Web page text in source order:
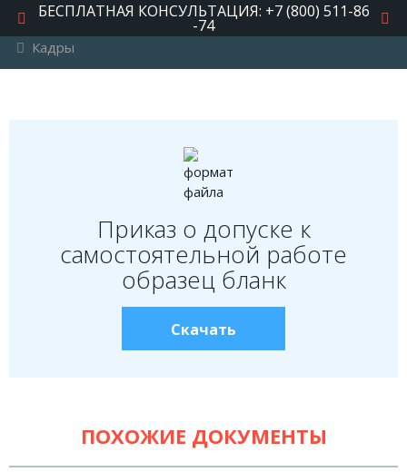
БЕСПЛАТНАЯ КОНСУЛЬТАЦИЯ: +7 (800) 511-86
-74
Кадры
Приказ о допуске к
самостоятельной работе
образец бланк
Скачать
ПОХОЖИЕ ДОКУМЕНТЫ
Административное право
Военное право
Гражданское право
Документы и договора
Земельное право
Медицинское право